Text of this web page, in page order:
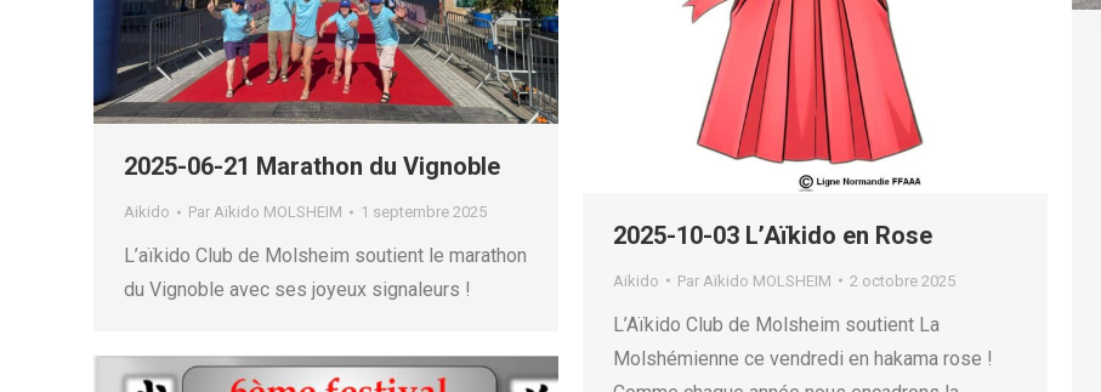
2025-10-03 L’Aïkido en Rose
Aikido Par Aïkido MOLSHEIM 2 octobre 2025
L’Aïkido Club de Molsheim soutient La
Molshémienne ce vendredi en hakama rose !
2025-06-21 Marathon du Vignoble
Aikido Par Aïkido MOLSHEIM 1 septembre 2025
L’aïkido Club de Molsheim soutient le marathon
du Vignoble avec ses joyeux signaleurs !